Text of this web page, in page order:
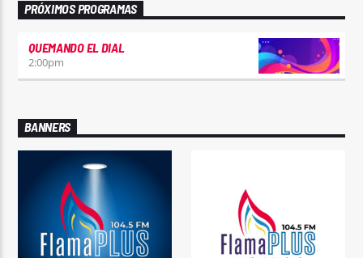
PRÓXIMOS PROGRAMAS
QUEMANDO EL DIAL
2:00pm
BANNERS